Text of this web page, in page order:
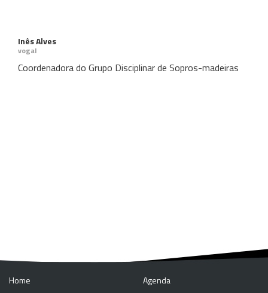
Inês Alves
vogal
Coordenadora do Grupo Disciplinar de Sopros-madeiras
Home
Agenda